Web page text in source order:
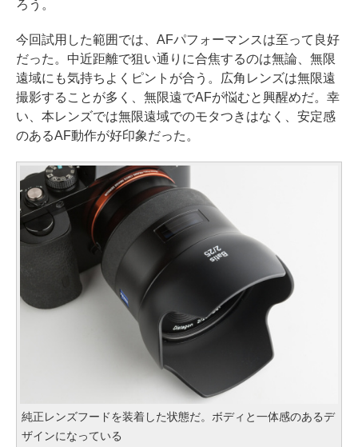
ろう。
今回試用した範囲では、AFパフォーマンスは至って良好
だった。中近距離で狙い通りに合焦するのは無論、無限
遠域にも気持ちよくピントが合う。広角レンズは無限遠
撮影することが多く、無限遠でAFが悩むと興醒めだ。幸
い、本レンズでは無限遠域でのモタつきはなく、安定感
のあるAF動作が好印象だった。
純正レンズフードを装着した状態だ。ボディと一体感のあるデ
ザインになっている